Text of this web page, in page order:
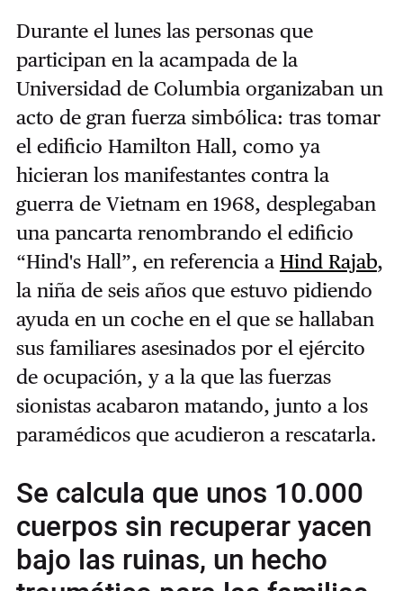
Durante el lunes las personas que
participan en la acampada de la
Universidad de Columbia organizaban un
acto de gran fuerza simbólica: tras tomar
el edificio Hamilton Hall, como ya
hicieran los manifestantes contra la
guerra de Vietnam en 1968, desplegaban
una pancarta renombrando el edificio
“Hind's Hall”, en referencia a Hind Rajab,
la niña de seis años que estuvo pidiendo
ayuda en un coche en el que se hallaban
sus familiares asesinados por el ejército
de ocupación, y a la que las fuerzas
sionistas acabaron matando, junto a los
paramédicos que acudieron a rescatarla.
Se calcula que unos 10.000
cuerpos sin recuperar yacen
bajo las ruinas, un hecho